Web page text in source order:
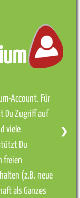
Account. Für
Du Zugriff auf
viele
Du
freien
(z.B. neue
als Ganzes
❯